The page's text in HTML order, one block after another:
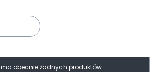
ma obecnie żadnych produktów